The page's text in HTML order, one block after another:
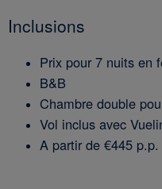
Inclusions
Prix pour 7 nuits en
B&B
Chambre double
Vol inclus avec
A partir de €445 p.p.